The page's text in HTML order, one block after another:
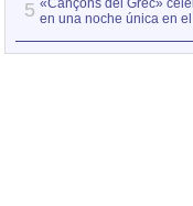
5 «Cançons del Grec»
en una noche única en